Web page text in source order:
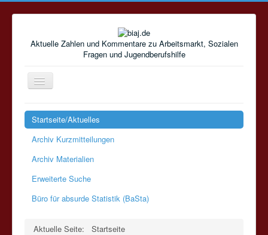
Aktuelle Zahlen und Kommentare zu Arbeitsmarkt, Sozialen
Fragen und Jugendberufshilfe
Navigation
an/aus
Startseite/Aktuelles
Archiv Kurzmitteilungen
Archiv Materialien
Erweiterte Suche
Büro für absurde Statistik (BaSta)
Aktuelle Seite: Startseite